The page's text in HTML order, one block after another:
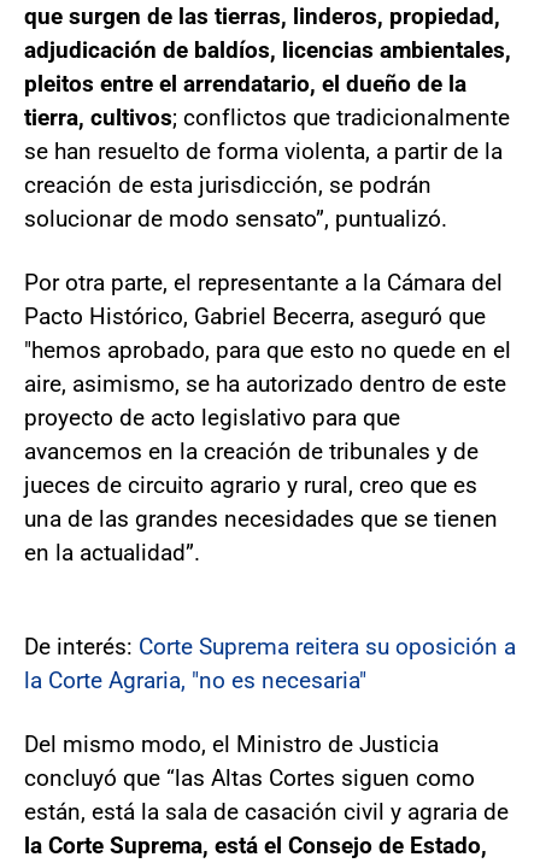
que surgen de las tierras, linderos, propiedad,
adjudicación de baldíos, licencias ambientales,
pleitos entre el arrendatario, el dueño de la
tierra, cultivos; conflictos que tradicionalmente
se han resuelto de forma violenta, a partir de la
creación de esta jurisdicción, se podrán
solucionar de modo sensato”, puntualizó.
Por otra parte, el representante a la Cámara del
Pacto Histórico, Gabriel Becerra, aseguró que
"hemos aprobado, para que esto no quede en el
aire, asimismo, se ha autorizado dentro de este
proyecto de acto legislativo para que
avancemos en la creación de tribunales y de
jueces de circuito agrario y rural, creo que es
una de las grandes necesidades que se tienen
en la actualidad”.
De interés: Corte Suprema reitera su oposición a
la Corte Agraria, "no es necesaria"
Del mismo modo, el Ministro de Justicia
concluyó que “las Altas Cortes siguen como
están, está la sala de casación civil y agraria de
la Corte Suprema, está el Consejo de Estado,